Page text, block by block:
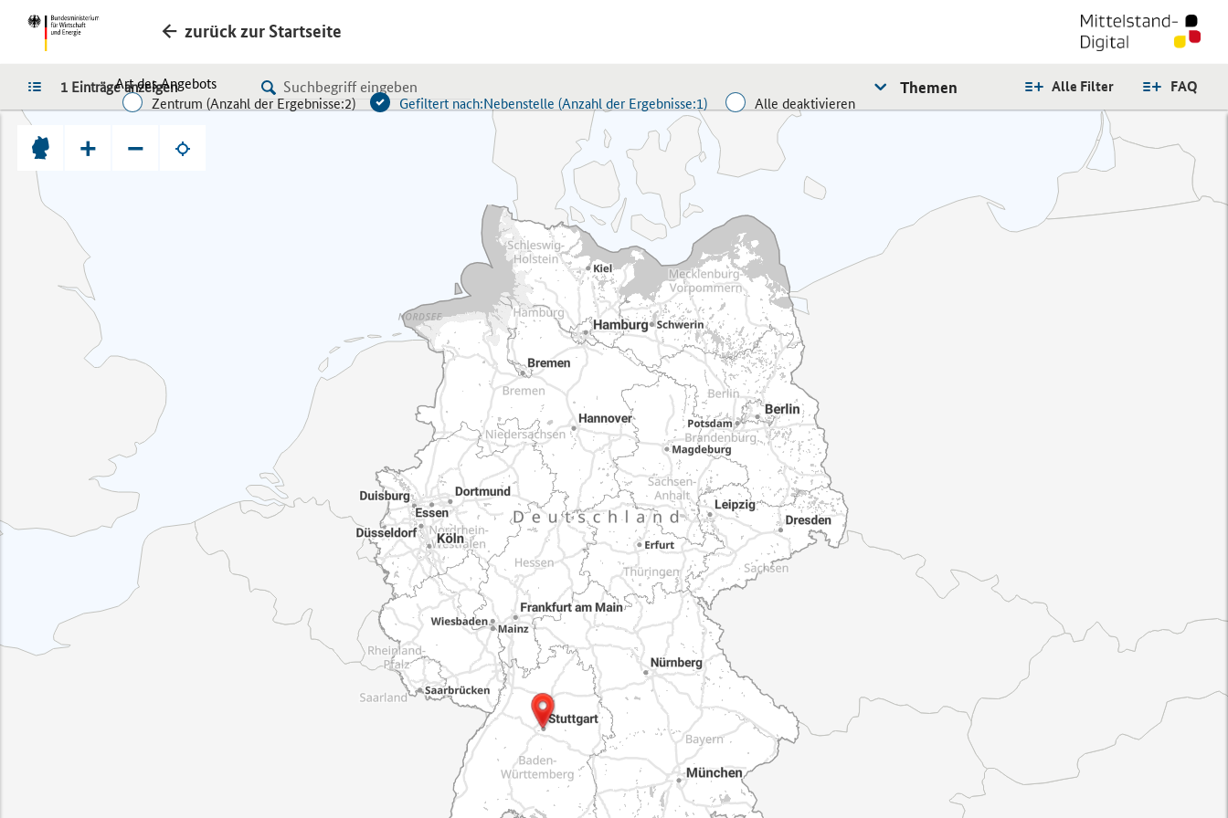
zurück zur Startseite
LISTE FAQ
Alle Filter
Art des Angebots
Zentrum (Anzahl der Ergebnisse:2) Gefiltert nach:Nebenstelle (Anzahl der Ergebnisse:1) Alle deaktivieren
Themen
1 Einträge anzeigen
+ −